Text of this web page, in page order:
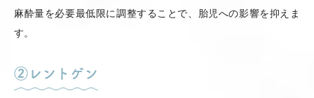
麻酔量を必要最低限に調整することで、胎児への影響を抑えま
す。
②レントゲン